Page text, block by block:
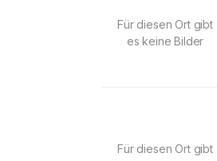
Für diesen Ort gibt
es keine Bilder
Für diesen Ort gibt